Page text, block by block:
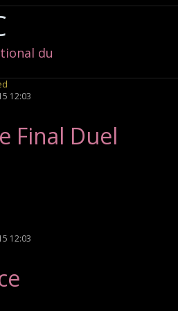
du
12:03
Final Duel
12:03